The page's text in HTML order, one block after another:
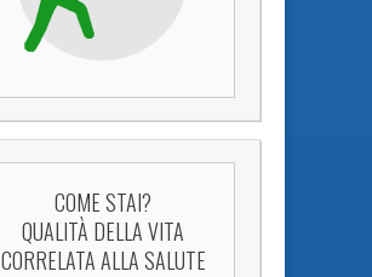
COME STAI?
QUALITÀ DELLA VITA
CORRELATA ALLA SALUTE